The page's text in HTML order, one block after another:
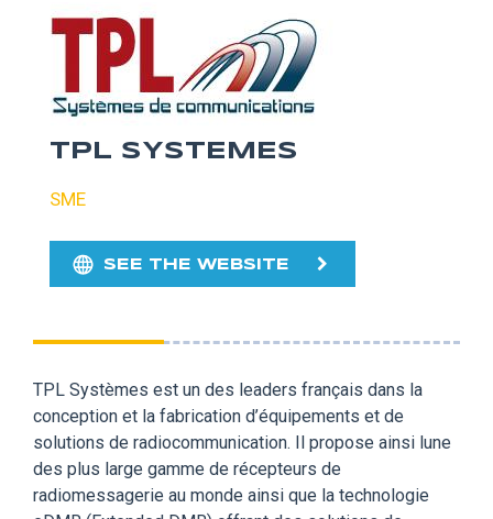
TPL SYSTEMES
SME
SEE THE WEBSITE
TPL Systèmes est un des leaders français dans la
conception et la fabrication d’équipements et de
solutions de radiocommunication. Il propose ainsi lune
des plus large gamme de récepteurs de
radiomessagerie au monde ainsi que la technologie